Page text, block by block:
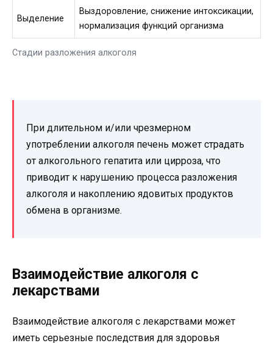
Стадии разложения алкоголя
Выделение
Выздоровление, снижение интоксикации,
нормализация функций организма
При длительном и/или чрезмерном
употреблении алкоголя печень может страдать
от алкогольного гепатита или цирроза, что
приводит к нарушению процесса разложения
алкоголя и накоплению ядовитых продуктов
обмена в организме.
Взаимодействие алкоголя с
лекарствами
Взаимодействие алкоголя с лекарствами может
иметь серьезные последствия для здоровья